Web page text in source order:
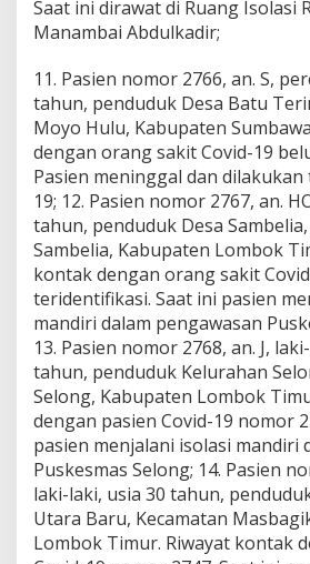
Saat ini dirawat di Ruang Isolasi
Manambai Abdulkadir;
11. Pasien nomor 2766, an. S,
tahun, penduduk Desa Batu
Moyo Hulu, Kabupaten
dengan orang sakit Covid-19
Pasien meninggal dan dilakukan
19; 12. Pasien nomor 2767, an.
tahun, penduduk Desa
Sambelia, Kabupaten Lombok
kontak dengan orang sakit
teridentifikasi. Saat ini pasien
mandiri dalam pengawasan
13. Pasien nomor 2768, an. J,
tahun, penduduk Kelurahan
Selong, Kabupaten Lombok
dengan pasien Covid-19 nomor
pasien menjalani isolasi mandiri
Puskesmas Selong; 14. Pasien
laki-laki, usia 30 tahun,
Utara Baru, Kecamatan
Lombok Timur. Riwayat kontak